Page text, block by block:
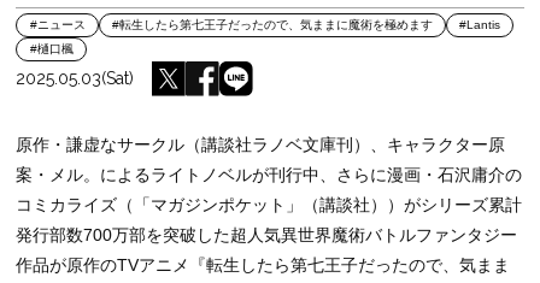
#ニュース #転生したら第七王子だったので、気ままに魔術を極めます
#Lantis
#樋口楓
2025.05.03(Sat)
原作・謙虚なサークル（講談社ラノベ文庫刊）、キャラクター原
案・メル。によるライトノベルが刊行中、さらに漫画・石沢庸介の
コミカライズ（「マガジンポケット」（講談社））がシリーズ累計
発行部数700万部を突破した超人気異世界魔術バトルファンタジー
作品が原作のTVアニメ『転生したら第七王子だったので、気まま